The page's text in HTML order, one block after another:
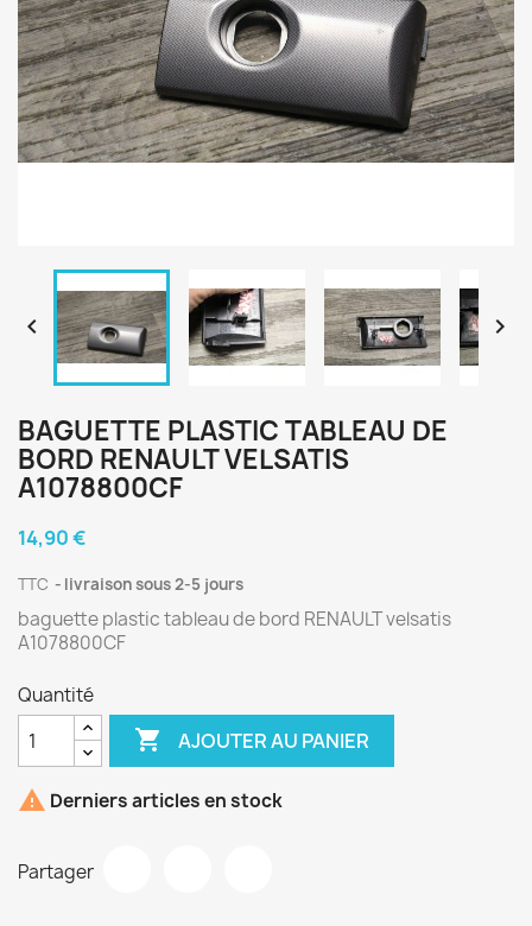
 
BAGUETTE PLASTIC TABLEAU DE
BORD RENAULT VELSATIS
A1078800CF
14,90 €
TTC livraison sous 2-5 jours
baguette plastic tableau de bord RENAULT velsatis
A1078800CF
Quantité
 AJOUTER AU PANIER
 Derniers articles en stock
Partager